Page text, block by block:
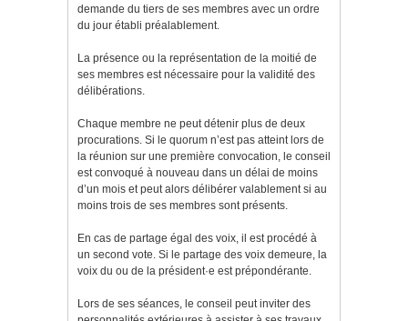
demande du tiers de ses membres avec un ordre
du jour établi préalablement.
La présence ou la représentation de la moitié de
ses membres est nécessaire pour la validité des
délibérations.
Chaque membre ne peut détenir plus de deux
procurations. Si le quorum n’est pas atteint lors de
la réunion sur une première convocation, le conseil
est convoqué à nouveau dans un délai de moins
d’un mois et peut alors délibérer valablement si au
moins trois de ses membres sont présents.
En cas de partage égal des voix, il est procédé à
un second vote. Si le partage des voix demeure, la
voix du ou de la président·e est prépondérante.
Lors de ses séances, le conseil peut inviter des